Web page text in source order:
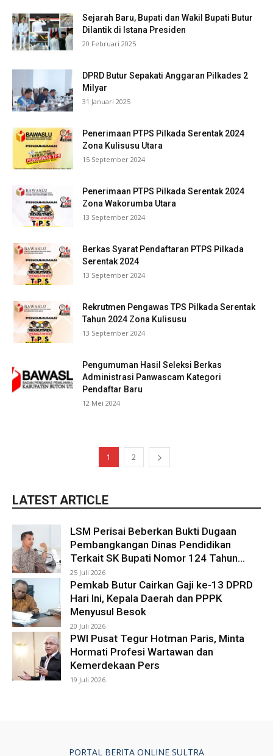
Sejarah Baru, Bupati dan Wakil Bupati Butur
Dilantik di Istana Presiden
20 Februari 2025
DPRD Butur Sepakati Anggaran Pilkades 2
Milyar
31 Januari 2025
Penerimaan PTPS Pilkada Serentak 2024
Zona Kulisusu Utara
15 September 2024
Penerimaan PTPS Pilkada Serentak 2024
Zona Wakorumba Utara
13 September 2024
Berkas Syarat Pendaftaran PTPS Pilkada
Serentak 2024
13 September 2024
Rekrutmen Pengawas TPS Pilkada Serentak
Tahun 2024 Zona Kulisusu
13 September 2024
Pengumuman Hasil Seleksi Berkas
Administrasi Panwascam Kategori
Pendaftar Baru
12 Mei 2024
1 2
LATEST ARTICLE
LSM Perisai Beberkan Bukti Dugaan
Pembangkangan Dinas Pendidikan
Terkait SK Bupati Nomor 124 Tahun...
25 Juli 2026
Pemkab Butur Cairkan Gaji ke-13 DPRD
Hari Ini, Kepala Daerah dan PPPK
Menyusul Besok
20 Juli 2026
PWI Pusat Tegur Hotman Paris, Minta
Hormati Profesi Wartawan dan
Kemerdekaan Pers
19 Juli 2026
PORTAL BERITA ONLINE SULTRA